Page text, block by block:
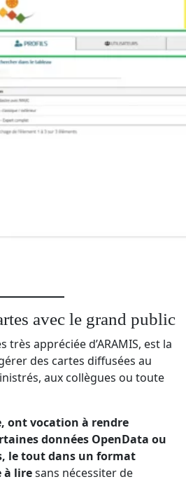
avec le grand public
appréciée d’ARAMIS, est la
des cartes diffusées au
aux collègues ou toute
ont vocation à rendre
données OpenData ou
le tout dans un format
à liresans nécessiter de